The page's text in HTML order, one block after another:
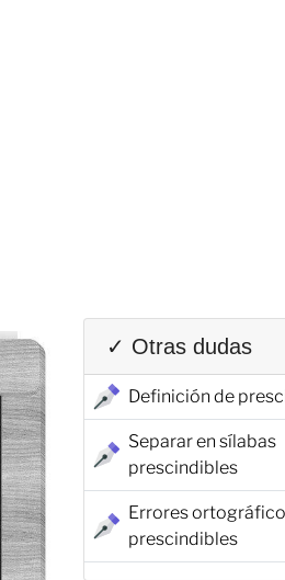
✓ Otras dudas
Definición de
Separar en sílabas
prescindibles
Errores
prescindibles